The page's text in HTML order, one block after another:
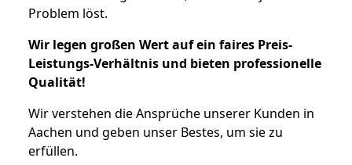
Problem löst.
Wir legen großen Wert auf ein faires Preis-
Leistungs-Verhältnis und bieten professionelle
Qualität!
Wir verstehen die Ansprüche unserer Kunden in
Aachen und geben unser Bestes, um sie zu
erfüllen.